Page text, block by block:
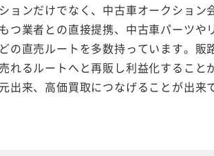
ョンだけでなく、中古車オークション
つ業者との直接提携、中古車パーツや
の直売ルートを多数持っています。販
れるルートへと再販し利益化すること
出来、高価買取につなげることが出来